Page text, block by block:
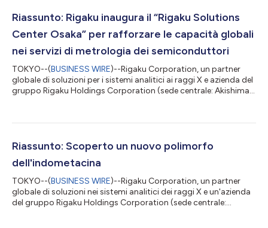
Riassunto: Rigaku inaugura il “Rigaku Solutions
Center Osaka” per rafforzare le capacità globali
nei servizi di metrologia dei semiconduttori
TOKYO--(BUSINESS WIRE)--Rigaku Corporation, un partner
globale di soluzioni per i sistemi analitici ai raggi X e azienda del
gruppo Rigaku Holdings Corporation (sede centrale: Akishima,
di Osaka. Il nuovo stabilimento centralizza ed amplia la
che forniscono supporto per i sistemi di metrologia di
Riassunto: Scoperto un nuovo polimorfo
dell'indometacina
TOKYO--(BUSINESS WIRE)--Rigaku Corporation, un partner
globale di soluzioni nei sistemi analitici dei raggi X e un'azienda
del gruppo Rigaku Holdings Corporation (sede centrale: